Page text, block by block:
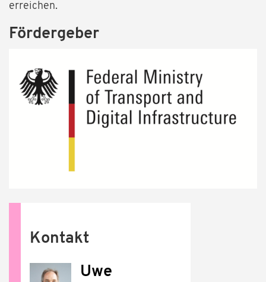
erreichen.
Fördergeber
Kontakt
Uwe